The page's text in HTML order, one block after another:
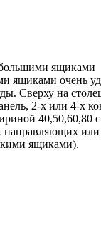
ящиками
ящиками очень
Сверху на
2-х или 4-х
40,50,60,80
или
ящиками).